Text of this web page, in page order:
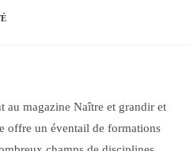
au magazine Naître et grandir et
offre un éventail de formations